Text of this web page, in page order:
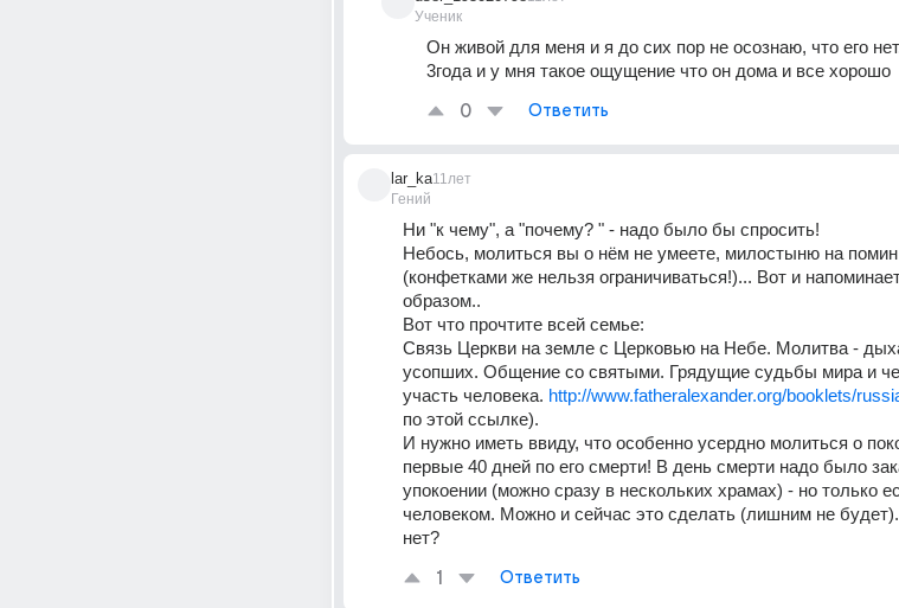
Ученик
Он живой для меня и я до сих пор не осознаю, что его
3года и у мня такое ощущение что он дома и все хорошо
0 Ответить
lar_ka
Гений
11лет
Ни "к чему", а "почему? " - надо было бы спросить!
Небось, молиться вы о нём не умеете, милостыню на
(конфетками же нельзя ограничиваться!)... Вот и
образом..
Вот что прочтите всей семье:
Связь Церкви на земле с Церковью на Небе. Молитва -
усопших. Общение со святыми. Грядущие судьбы мира и
участь человека. http://www.fatheralexander.org/booklets/
по этой ссылке).
И нужно иметь ввиду, что особенно усердно молиться о
первые 40 дней по его смерти! В день смерти надо было
упокоении (можно сразу в нескольких храмах) - но только
человеком. Можно и сейчас это сделать (лишним не
нет?
1 Ответить